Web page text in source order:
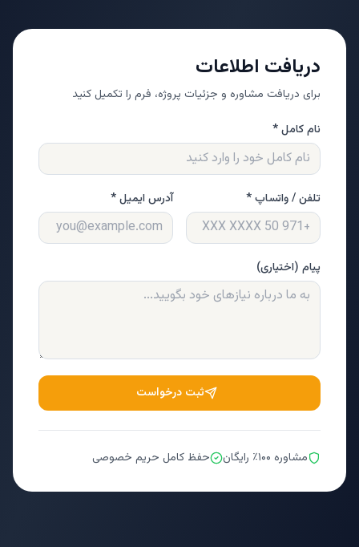
دریافت اطلاعات
برای دریافت مشاوره و جزئیات پروژه، فرم را تکمیل کنید
نام کامل *
تلفن / واتساپ * آدرس ایمیل *
پیام (اختیاری)
ثبت درخواست
مشاوره ۱۰۰٪ رایگان حفظ کامل حریم خصوصی